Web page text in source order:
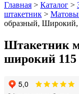
Главная > Каталог >
штакетник >
образный,
Штакетник
широкий